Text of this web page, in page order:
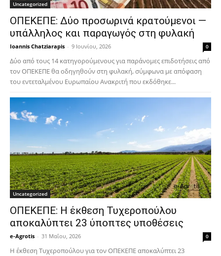
Uncategorized
ΟΠΕΚΕΠΕ: Δύο προσωρινά κρατούμενοι —
υπάλληλος και παραγωγός στη φυλακή
Ioannis Chatziarapis - 9 Ιουνίου, 2026 0
Δύο από τους 14 κατηγορούμενους για παράνομες επιδοτήσεις από
τον ΟΠΕΚΕΠΕ θα οδηγηθούν στη φυλακή, σύμφωνα με απόφαση
του εντεταλμένου Ευρωπαίου Ανακριτή που εκδόθηκε...
Uncategorized
ΟΠΕΚΕΠΕ: Η έκθεση Τυχεροπούλου
αποκαλύπτει 23 ύποπτες υποθέσεις
e-Agrotis - 31 Μαΐου, 2026 0
Η έκθεση Τυχεροπούλου για τον ΟΠΕΚΕΠΕ αποκαλύπτει 23